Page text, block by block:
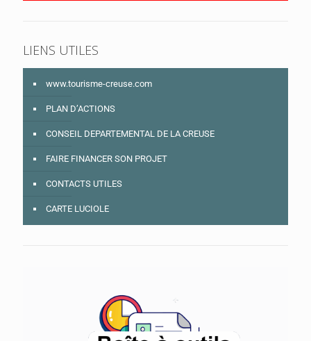
LIENS UTILES
www.tourisme-creuse.com
PLAN D’ACTIONS
CONSEIL DEPARTEMENTAL DE LA CREUSE
FAIRE FINANCER SON PROJET
CONTACTS UTILES
CARTE LUCIOLE